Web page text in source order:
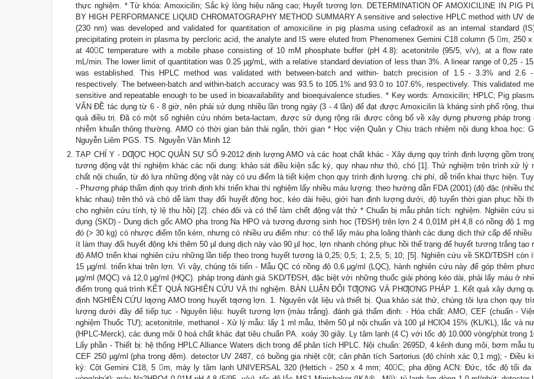
thực nghiệm. * Từ khóa: Amoxicilin; Sắc ký lỏng hiệu năng cao; Huyết tương lợn. DETERMINATION OF AMOXICILINE IN PIG
BY HIGH PERFORMANCE LIQUID CHROMATOGRAPHY METHOD SUMMARY A sensitive and selective HPLC method with UV
(230 nm) was developed and validated for quantitation of amoxiciline in pig plasma using cefadroxil as an internal standard
precipitating protein in plasma by percloric acid, the analyte and IS were eluted from Phenomenex Gemini C18 column (5 m, 250
at 40C temperature with a mobile phase consisting of 10 mM phosphate buffer (pH 4.8): acetonitrile (95/5, v/v), at a flow
mL/min. The lower limit of quantitation was 0.25 µg/mL, with a relative standard deviation of less than 3%. A linear range of 0,25 -
was established. This HPLC method was validated with between-batch and within- batch precision of 1.5 - 3.3% and 2.6
respectively. The between-batch and within-batch accuracy was 93.5 to 105.1% and 93.0 to 107.6%, respectively. This validated
sensitive and repeatable enough to be used in bioavailability and bioequivalence studies. * Key words: Amoxicilin; HPLC; Pig
VẤN ĐỀ tác dụng từ 6 - 8 giờ, nên phải sử dụng nhiều lần trong ngày (3 - 4 lần) để đạt được Amoxicilin là kháng sinh phổ rộng,
quả điều trị. Đã có một số nghiên cứu nhóm beta-lactam, được sử dụng rộng rãi được công bố về xây dựng phương pháp trong
nhiễm khuẩn thông thường. AMO có thời gian bán thải ngắn, thời gian * Học viện Quân y Chịu trách nhiệm nội dung khoa học:
Nguyễn Liêm PGS. TS. Nguyễn Văn Minh 12
TẠP CHÍ Y - DƢỢC HỌC QUÂN SỰ SỐ 9-2012 định lượng AMO và các hoạt chất khác - Xây dựng quy trình định lượng gồm
tương động vật thí nghiệm khác các nội dung: khảo sát điều kiện sắc ký, quy nhau như thỏ, chó [1]. Thử nghiệm trên trình xử lý
chất nội chuẩn, từ đó lựa những động vật này có ưu điểm là tiết kiệm chọn quy trình định lượng. chi phí, dễ triển khai thực hiện.
- Phương pháp thẩm định quy trình định khi triển khai thí nghiệm lấy nhiều máu lượng: theo hướng dẫn FDA (2001) (độ đặc (nhiều
khác nhau) trên thỏ và chó dễ làm thay đổi huyết động học, kéo dài hiệu, giới hạn định lượng dưới, độ tuyến thời gian phục hồi
cho nghiên cứu tính, tỷ lệ thu hồi) [2]. chéo đôi và có thể làm chết động vật thử * Chuẩn bị mẫu phân tích: nghiệm. Nghiên cứu
dụng (SKD) - Dung dịch gốc AMO pha trong Na HPO và tương đương sinh học (TĐSH) trên lợn 2 4 0,01M pH 4,8 có nồng độ 1
đó (> 30 kg) có nhược điểm tốn kém, nhưng có nhiều ưu điểm như: có thể lấy máu pha loãng thành các dung dịch thứ cấp để nhiều
ít làm thay đổi huyết động khi thêm 50 µl dung dịch này vào 90 µl học, lợn nhanh chóng phục hồi thể trạng để huyết tương trắng tạo
độ AMO triển khai nghiên cứu những lần tiếp theo trong huyết tương là 0,25; 0,5; 1; 2,5; 5; 10; [5]. Nghiên cứu về SKD/TĐSH còn
15 µg/ml. triển khai trên lợn. Vì vậy, chúng tôi tiến - Mẫu QC có nồng độ 0,6 µg/ml (LQC), hành nghiên cứu này để góp thêm
µg/ml (MQC) và 12,0 µg/ml (HQC). pháp trong đánh giá SKD/TĐSH, đặc biệt với những thuốc giải phóng kéo dài, phải lấy máu ở
điểm trong quá trình KẾT QUẢ NGHIÊN CỨU VÀ thí nghiệm. BÀN LUẬN ĐỐI TƢỢNG VÀ PHƢƠNG PHÁP 1. Kết quả xây dựng
định NGHIÊN CỨU lƣợng AMO trong huyết tƣơng lợn. 1. Nguyên vật liệu và thiết bị. Qua khảo sát thử, chúng tôi lựa chọn quy
lượng dưới đây để tiếp tục - Nguyên liệu: huyết tương lợn (màu trắng). đánh giá thẩm định: - Hóa chất: AMO, CEF (chuẩn -
nghiệm Thuốc TƯ); acetonitrile, methanol - Xử lý mẫu: lấy 1 ml mẫu, thêm 50 µl nội chuẩn và 100 µl HClO4 15% (KL/KL), lắc và
(HPLC-Merck), các dung môi 0 hoá chất khác đạt tiêu chuẩn PA. xoáy 30 giây. Ly tâm lạnh (4 C) với tốc độ 10.000 vòng/phút trong
Lấy phần - Thiết bị: hệ thống HPLC Alliance Waters dịch trong để phân tích HPLC. Nội chuẩn: 2695D, 4 kênh dung môi, bơm mẫu
CEF 250 µg/ml (pha trong đệm). detector UV 2487, có buồng gia nhiệt cột; cân phân tích Sartorius (độ chính xác 0,1 mg); - Điều
ký: Cột Gemini C18, 5 m, máy ly tâm lạnh UNIVERSAL 320 (Hettich - 250 x 4 mm; 40C; pha động ACN: Đức, tốc độ tối đa